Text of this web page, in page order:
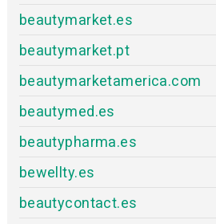
beautymarket.es
beautymarket.pt
beautymarketamerica.com
beautymed.es
beautypharma.es
bewellty.es
beautycontact.es